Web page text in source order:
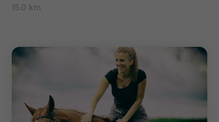
15.0 km